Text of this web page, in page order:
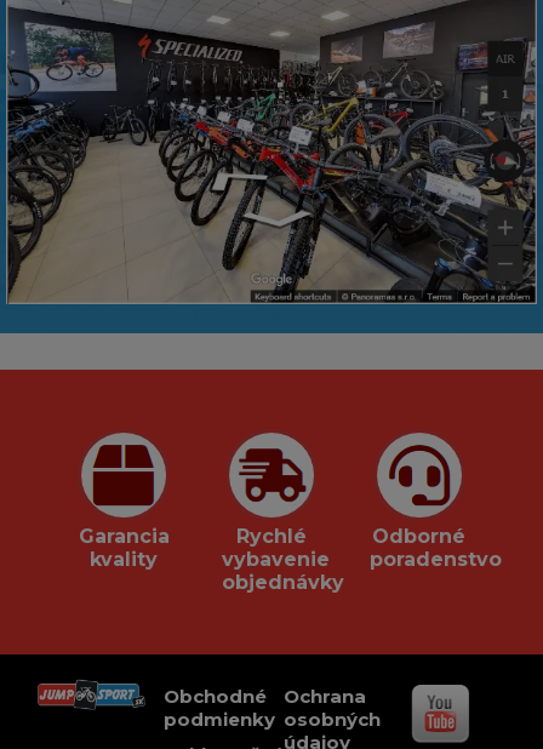
Garancia
kvality
Rychlé
vybavenie
objednávky
Odborné
poradenstvo
Obchodné
podmienky
Ochrana
osobných
údajov